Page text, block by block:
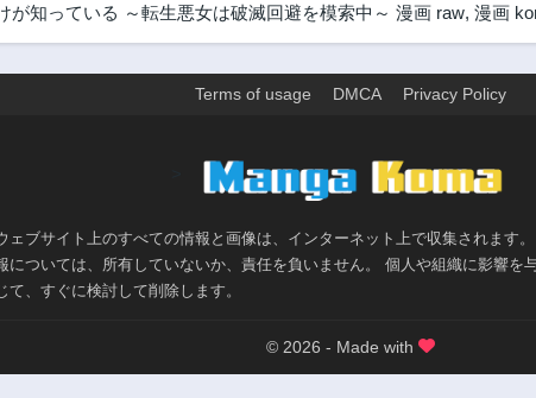
知っている ～転生悪女は破滅回避を模索中～ 漫画 raw, 漫画
Terms of usage DMCA Privacy Policy
ェブサイト上のすべての情報と画像は、インターネット上で収集されます
については、所有していないか、責任を負いません。 個人や組織に影響を
て、すぐに検討して削除します。
© 2026 - Made with